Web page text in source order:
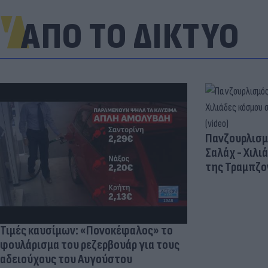
ΑΠΟ ΤΟ ΔΙΚΤΥΟ
Τιμές καυσίμων: «Πονοκέφαλος» το
φουλάρισμα του ρεζερβουάρ για τους
αδειούχους του Αυγούστου
Σαλάχ -
της